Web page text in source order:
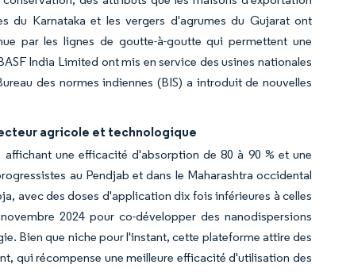
du Karnataka et les vergers d'agrumes du Gujarat ont
par les lignes de goutte-à-goutte qui permettent une
India Limited ont mis en service des usines nationales
des normes indiennes (BIS) a introduit de nouvelles
agricole et technologique
une efficacité d'absorption de 80 à 90 % et une
au Pendjab et dans le Maharashtra occidental
avec des doses d'application dix fois inférieures à celles
2024 pour co-développer des nanodispersions
Bien que niche pour l'instant, cette plateforme attire des
qui récompense une meilleure efficacité d'utilisation des